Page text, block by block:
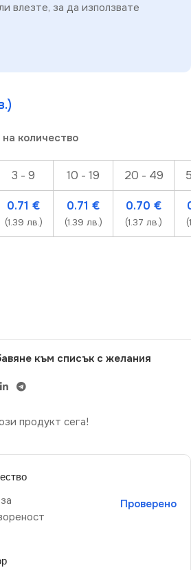
влезте, за да използвате
количество
3 - 9 10 - 19 20 - 49
0.71 €
(1.39 лв.)
0.71 €
(1.39 лв.)
0.70 €
(1.37 лв.)
към списък с желания
продукт сега!
Проверено